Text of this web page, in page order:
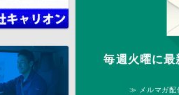
毎週火曜に
≫ メルマガ配